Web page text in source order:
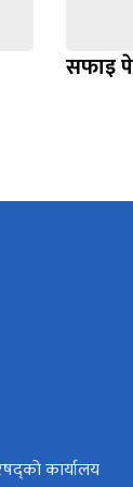
सफाइ
कार्यालय